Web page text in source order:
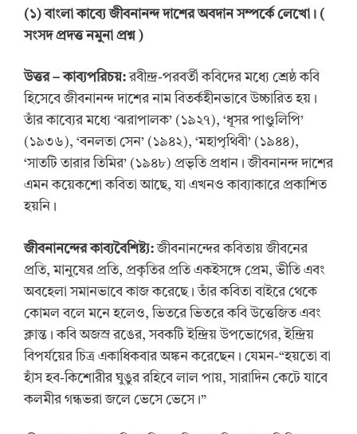
(১)বাংলা কাব্যে জীবনানন্দ দাশের অবদান সম্পর্কে লেখো। (
সংসদ প্রদত্ত নমুনা প্রশ্ন )
উত্তর–কাব্যপরিচয়:রবীন্দ্র-পরবর্তী কবিদের মধ্যে শ্রেষ্ঠ কবি
হিসেবে জীবনানন্দ দাশের নাম বিতর্কহীনভাবে উচ্চারিত হয়।
তাঁর কাব্যের মধ্যে ‘ঝরাপালক’ (১৯২৭), ‘ধূসর পাণ্ডুলিপি’
(১৯৩৬), ‘বনলতা সেন’ (১৯৪২), ‘মহাপৃথিবী’ (১৯৪৪),
‘সাতটি তারার তিমির’ (১৯৪৮) প্রভৃতি প্রধান। জীবনানন্দ দাশের
এমন কয়েকশো কবিতা আছে, যা এখনও কাব্যাকারে প্রকাশিত
হয়নি।
জীবনানন্দের কাব্যবৈশিষ্ট্য:জীবনানন্দের কবিতায় জীবনের
প্রতি, মানুষের প্রতি, প্রকৃতির প্রতি একইসঙ্গে প্রেম, ভীতি এবং
অবহেলা সমানভাবে কাজ করেছে। তাঁর কবিতা বাইরে থেকে
কোমল বলে মনে হলেও, ভিতরে ভিতরে কবি উত্তেজিত এবং
ক্লান্ত। কবি অজস্র রঙের, সবকটি ইন্দ্রিয় উপভোগের, ইন্দ্রিয়
বিপর্যয়ের চিত্র একাধিকবার অঙ্কন করেছেন। যেমন-“হয়তো বা
হাঁস হব-কিশোরীর ঘুঙুর রহিবে লাল পায়, সারাদিন কেটে যাবে
কলমীর গন্ধভরা জলে ভেসে ভেসে।”